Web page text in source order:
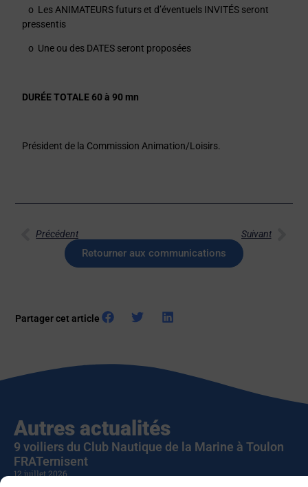
o Les ANIMATEURS futurs et d’éventuels INVITÉS seront
pressentis
o Une ou des DATES seront proposées
DURÉE TOTALE 60 à 90 mn
Président de la Commission Animation/Loisirs.
Précédent Suivant
Retourner aux communications
Partager cet article
Autres actualités
9 voiliers du Club Nautique de la Marine à Toulon
FRATernisent
12 juillet 2026